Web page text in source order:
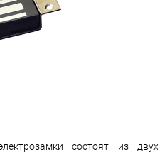
состоят из двух